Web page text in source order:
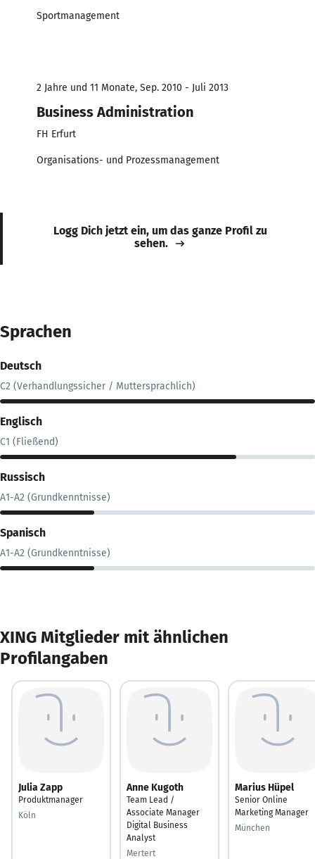
Sportmanagement
2 Jahre und 11 Monate, Sep. 2010 - Juli 2013
Business Administration
FH Erfurt
Organisations- und Prozessmanagement
Logg Dich jetzt ein, um das ganze Profil zu
sehen.
Sprachen
Deutsch
C2 (Verhandlungssicher / Muttersprachlich)
Englisch
C1 (Fließend)
Russisch
A1-A2 (Grundkenntnisse)
Spanisch
A1-A2 (Grundkenntnisse)
XING Mitglieder mit ähnlichen
Profilangaben
Julia Zapp
Produktmanager
Köln
Anne Kugoth
Team Lead /
Associate Manager
Digital Business
Analyst
Mertert
Marius Hüpel
Senior Online
Marketing Manager
München